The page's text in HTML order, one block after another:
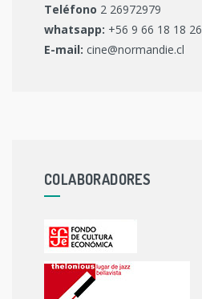
Teléfono 2 26972979
whatsapp: +56 9 66 18 18 26
E-mail: cine@normandie.cl
COLABORADORES